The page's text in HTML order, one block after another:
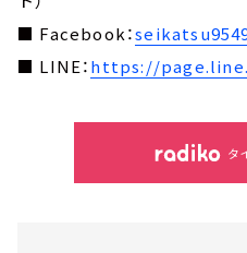
■ Facebook：
■ LINE：https://
タ